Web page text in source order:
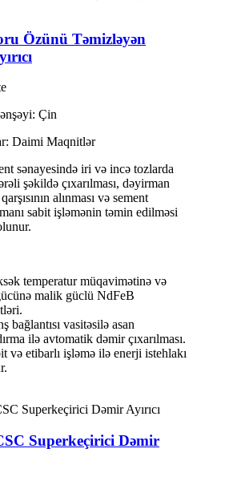
Özünü Təmizləyən
Çin
Daimi Maqnitlər
sənayesində iri və incə tozlarda
şəkildə çıxarılması, dəyirman
alınması və sement
sabit işləmənin təmin edilməsi
temperatur müqavimətinə və
malik güclü NdFeB
bağlantısı vasitəsilə asan
ilə avtomatik dəmir çıxarılması.
və etibarlı işləmə ilə enerji istehlakı
Superkeçirici Dəmir